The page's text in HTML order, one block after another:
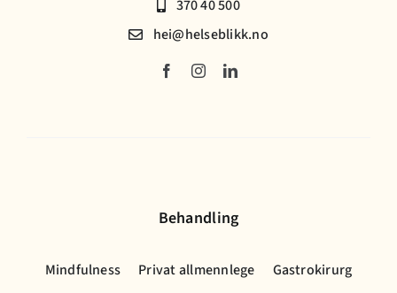
370 40 500
hei@helseblikk.no
Behandling
Mindfulness Privat allmennlege
Gastrokirurg